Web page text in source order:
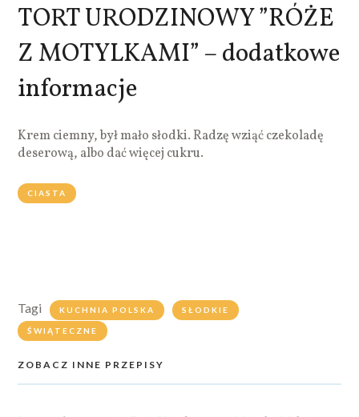
TORT URODZINOWY ”RÓŻE
Z MOTYLKAMI” – dodatkowe
informacje
Krem ciemny, był mało słodki. Radzę wziąć czekoladę
deserową, albo dać więcej cukru.
CIASTA
Tagi KUCHNIA POLSKA SŁODKIE
ŚWIĄTECZNE
ZOBACZ INNE PRZEPISY